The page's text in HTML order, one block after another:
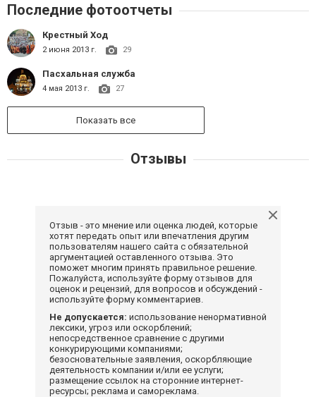
Последние фотоотчеты
Крестный Ход
2 июня 2013 г. 29
Пасхальная служба
4 мая 2013 г. 27
Показать все
Отзывы
Отзыв - это мнение или оценка людей, которые
хотят передать опыт или впечатления другим
пользователям нашего сайта с обязательной
аргументацией оставленного отзыва. Это
поможет многим принять правильное решение.
Пожалуйста, используйте форму отзывов для
оценок и рецензий, для вопросов и обсуждений -
используйте форму комментариев.
Не допускается: использование ненормативной
лексики, угроз или оскорблений;
непосредственное сравнение с другими
конкурирующими компаниями;
безосновательные заявления, оскорбляющие
деятельность компании и/или ее услуги;
размещение ссылок на сторонние интернет-
ресурсы; реклама и самореклама.